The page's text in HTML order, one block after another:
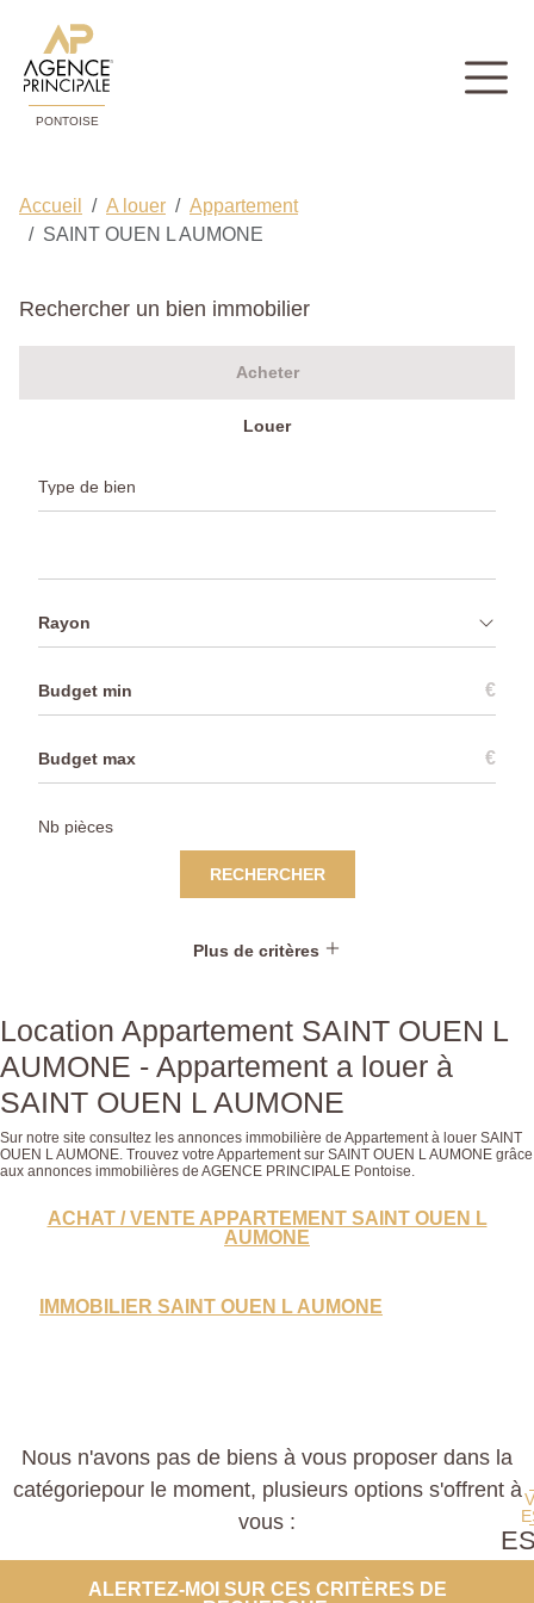
PONTOISE
Accueil A louer
Appartement
SAINT OUEN L AUMONE
Rechercher un bien immobilier
Acheter
Louer
Rayon
€
€
RECHERCHER
Plus de critères
Location Appartement SAINT OUEN L
AUMONE - Appartement a louer à
SAINT OUEN L AUMONE
Sur notre site consultez les annonces immobilière de Appartement à louer SAINT
OUEN L AUMONE. Trouvez votre Appartement sur SAINT OUEN L AUMONE grâce
aux annonces immobilières de AGENCE PRINCIPALE Pontoise.
ACHAT / VENTE APPARTEMENT SAINT OUEN L
AUMONE
IMMOBILIER SAINT OUEN L AUMONE
Nous n'avons pas de biens à vous proposer dans la
catégoriepour le moment, plusieurs options s'offrent à
vous :
ALERTEZ-MOI SUR CES CRITÈRES DE